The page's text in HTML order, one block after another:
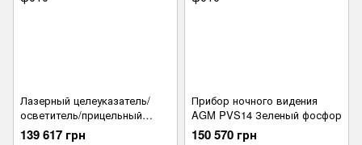
Лазерный целеуказатель/
осветитель/прицельный
фонарь AN/PEQ-15
139 617 грн
Прибор ночного видения
AGM PVS14 Зеленый фосфор
150 570 грн